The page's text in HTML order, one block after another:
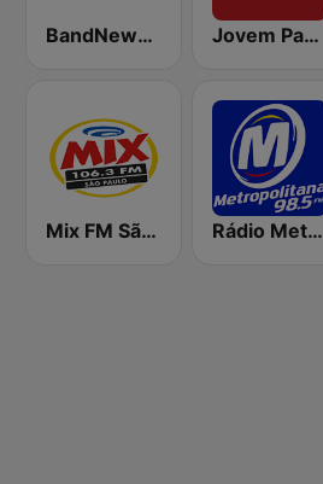
BandNews FM - 96.9 SP Jovem Pan News
Mix FM São Paulo Rádio Metropolitana 98.5 FM